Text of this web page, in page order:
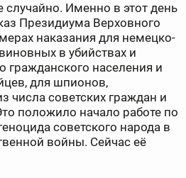
Именно в этот день
Президиума Верховного
наказания для немецко-
в убийствах и
гражданского населения и
для шпионов,
числа советских граждан и
положило начало работе по
советского народа в
войны. Сейчас её